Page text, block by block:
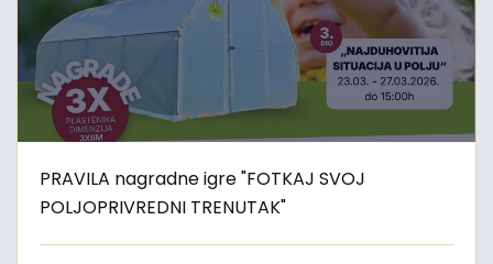
PRAVILA nagradne igre "FOTKAJ SVOJ
POLJOPRIVREDNI TRENUTAK"